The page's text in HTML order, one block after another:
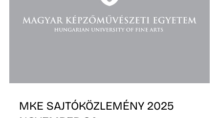
MKE SAJTÓKÖZLEMÉNY 2025